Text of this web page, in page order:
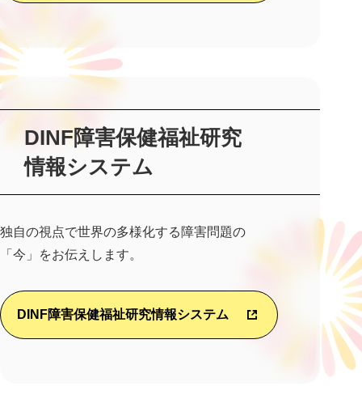
DINF障害保健福祉研究
情報システム
独自の視点で世界の多様化する障害問題の
「今」をお伝えします。
DINF障害保健福祉研究情報システム